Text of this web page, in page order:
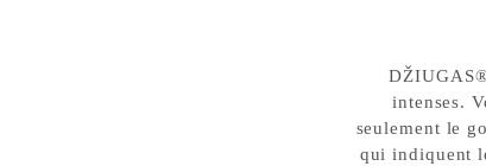
intenses.
seulement le
qui indiquent